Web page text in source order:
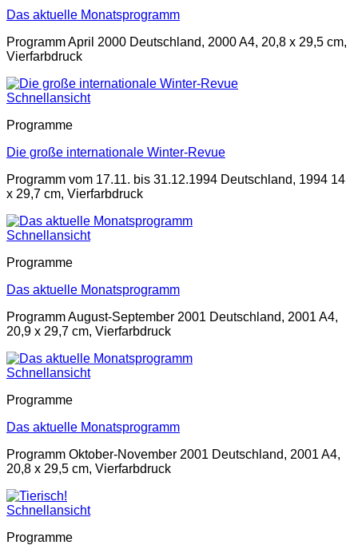
Das aktuelle Monatsprogramm
Programm April 2000 Deutschland, 2000 A4, 20,8 x 29,5 cm,
Vierfarbdruck
Schnellansicht
Programme
Die große internationale Winter-Revue
Programm vom 17.11. bis 31.12.1994 Deutschland, 1994 14
x 29,7 cm, Vierfarbdruck
Schnellansicht
Programme
Das aktuelle Monatsprogramm
Programm August-September 2001 Deutschland, 2001 A4,
20,9 x 29,7 cm, Vierfarbdruck
Schnellansicht
Programme
Das aktuelle Monatsprogramm
Programm Oktober-November 2001 Deutschland, 2001 A4,
20,8 x 29,5 cm, Vierfarbdruck
Schnellansicht
Programme